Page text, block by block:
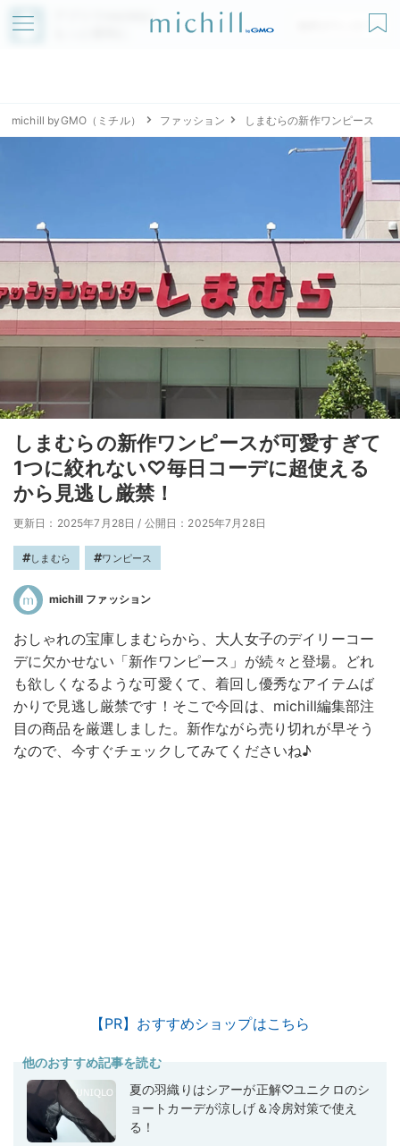
アプリでmichillが
無料ダウンロード
michill byGMO（ミチル） ファッション しまむらの新作ワンピース
しまむらの新作ワンピースが可愛すぎて
1つに絞れない♡毎日コーデに超使える
から見逃し厳禁！
更新日：2025年7月28日 / 公開日：2025年7月28日
しまむら ワンピース
michill ファッション
おしゃれの宝庫しまむらから、大人女子のデイリーコー
デに欠かせない「新作ワンピース」が続々と登場。どれ
も欲しくなるような可愛くて、着回し優秀なアイテムば
かりで見逃し厳禁です！そこで今回は、michill編集部注
目の商品を厳選しました。新作ながら売り切れが早そう
なので、今すぐチェックしてみてくださいね♪
【PR】おすすめショップはこちら
他のおすすめ記事を読む
夏の羽織りはシアーが正解♡ユニクロのシ
ョートカーデが涼しげ＆冷房対策で使え
る！